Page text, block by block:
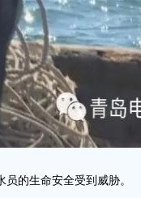
的生命安全受到威胁。